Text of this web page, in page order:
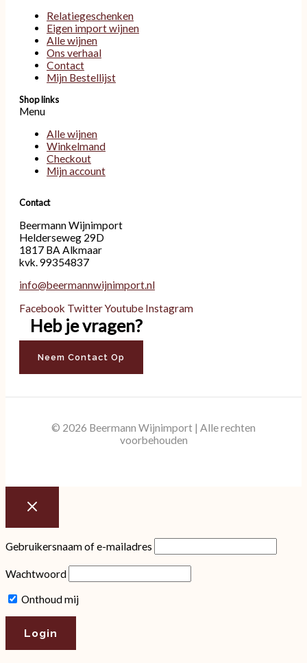
Relatiegeschenken
Eigen import wijnen
Alle wijnen
Ons verhaal
Contact
Mijn Bestellijst
Shop links
Menu
Alle wijnen
Winkelmand
Checkout
Mijn account
Contact
Beermann Wijnimport
Helderseweg 29D
1817 BA Alkmaar
kvk. 99354837
info@beermannwijnimport.nl
Facebook TwitterYoutube Instagram
Heb je vragen?
Neem Contact Op
© 2026 Beermann Wijnimport | Alle rechten
voorbehouden
Gebruikersnaam of e-mailadres
Wachtwoord
Onthoud mij